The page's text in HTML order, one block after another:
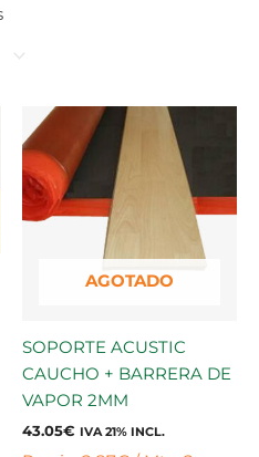
AGOTADO
SOPORTE ACUSTIC
CAUCHO + BARRERA DE
VAPOR 2MM
43.05€ IVA 21% INCL.